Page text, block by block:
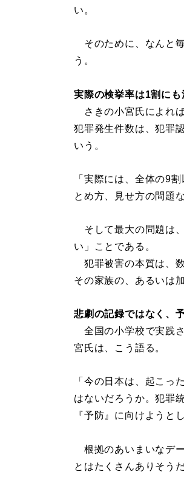
い。
そのために、なんと
う。
実際の検挙率は1割にも
さきの小宮氏によれ
犯罪発生件数は、犯罪
いう。
「実際には、全体の9
とめ方、見せ方の問題
そして最大の問題は
い」ことである。
犯罪被害の本質は、
その家族の、あるいは
悲劇の記録ではなく、
全国の小学校で実践
宮氏は、こう語る。
「今の日本は、起こっ
はないだろうか。犯罪
『予防』に向けようと
根拠のあいまいなデ
とはたくさんありそうだ